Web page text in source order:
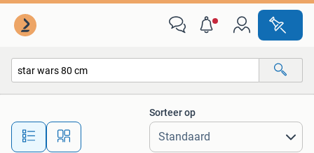
Alle afstanden…
Sorteer op